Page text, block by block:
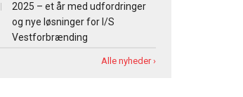
2025 – et år med udfordringer
og nye løsninger for I/S
Vestforbrænding
Alle nyheder ›